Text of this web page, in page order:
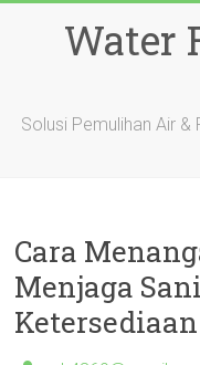
Water
Solusi Pemulihan Air
Cara
Menjaga